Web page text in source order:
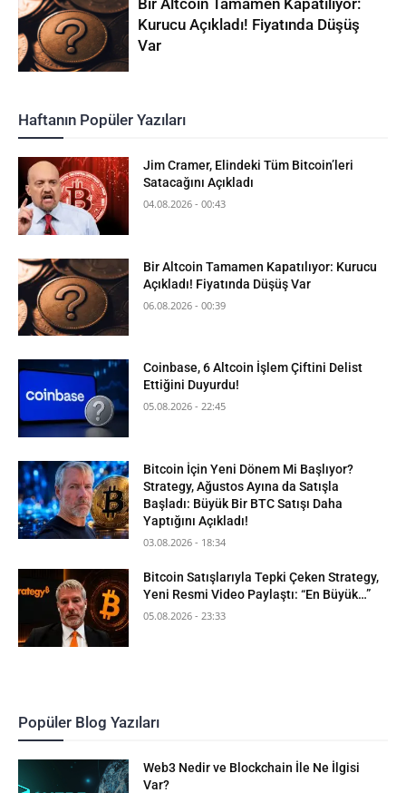
Bir Altcoin Tamamen Kapatılıyor:
Kurucu Açıkladı! Fiyatında Düşüş
Var
Haftanın Popüler Yazıları
Jim Cramer, Elindeki Tüm Bitcoin’leri
Satacağını Açıkladı
04.08.2026 - 00:43
Bir Altcoin Tamamen Kapatılıyor: Kurucu
Açıkladı! Fiyatında Düşüş Var
06.08.2026 - 00:39
Coinbase, 6 Altcoin İşlem Çiftini Delist
Ettiğini Duyurdu!
05.08.2026 - 22:45
Bitcoin İçin Yeni Dönem Mi Başlıyor?
Strategy, Ağustos Ayına da Satışla
Başladı: Büyük Bir BTC Satışı Daha
Yaptığını Açıkladı!
03.08.2026 - 18:34
Bitcoin Satışlarıyla Tepki Çeken Strategy,
Yeni Resmi Video Paylaştı: “En Büyük…”
05.08.2026 - 23:33
Popüler Blog Yazıları
Web3 Nedir ve Blockchain İle Ne İlgisi
Var?